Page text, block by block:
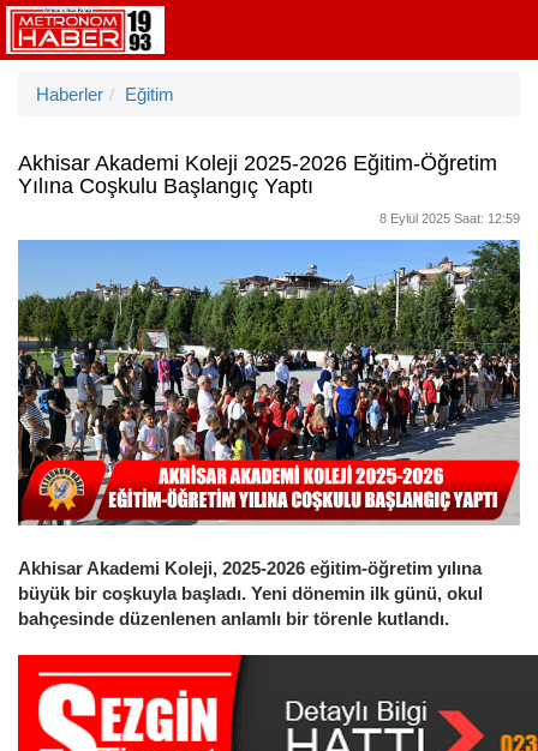
Haberler Eğitim
Akhisar Akademi Koleji 2025-2026 Eğitim-Öğretim
Yılına Coşkulu Başlangıç Yaptı
8 Eylül 2025 Saat: 12:59
Akhisar Akademi Koleji, 2025-2026 eğitim-öğretim yılına
büyük bir coşkuyla başladı. Yeni dönemin ilk günü, okul
bahçesinde düzenlenen anlamlı bir törenle kutlandı.